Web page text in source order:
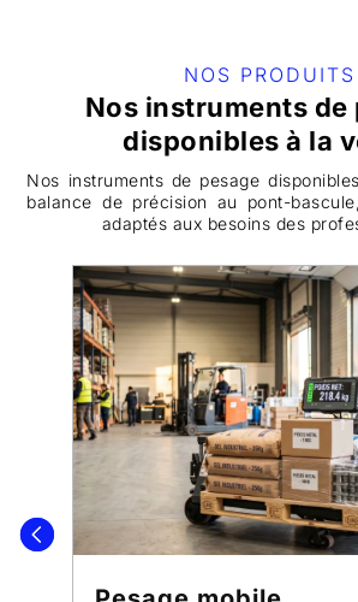
NOS PRODUITS
Nos instruments de
disponibles à la
Nos instruments de pesage
balance de précision au pont-
adaptés aux besoins des